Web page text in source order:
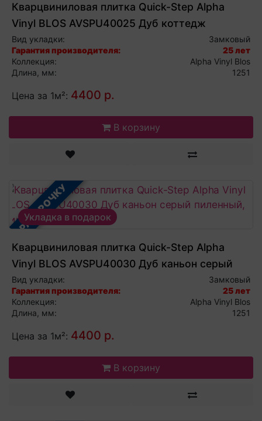
Кварцвиниловая плитка Quick-Step Alpha
Vinyl BLOS AVSPU40025 Дуб коттедж
натуральный, виниловый ламинат
Вид укладки:
Замковый
Гарантия производителя:
25 лет
Коллекция:
Alpha Vinyl Blos
Длина, мм:
1251
Цена за 1м²: 4400 р.
В корзину
В РАССРОЧКУ
Укладка в подарок
Кварцвиниловая плитка Quick-Step Alpha
Vinyl BLOS AVSPU40030 Дуб каньон серый
пиленный, виниловый ламинат
Вид укладки:
Замковый
Гарантия производителя:
25 лет
Коллекция:
Alpha Vinyl Blos
Длина, мм:
1251
Цена за 1м²: 4400 р.
В корзину